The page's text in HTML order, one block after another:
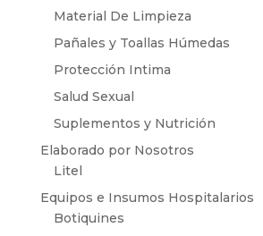
Material De Limpieza
Pañales y Toallas Húmedas
Protección Intima
Salud Sexual
Suplementos y Nutrición
Elaborado por Nosotros
Litel
Equipos e Insumos Hospitalarios
Botiquines